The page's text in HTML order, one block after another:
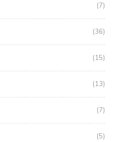
(7)
(36)
(15)
(13)
(7)
(5)